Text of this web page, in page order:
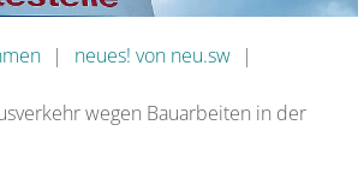
neues! von neu.sw
wegen Bauarbeiten in der